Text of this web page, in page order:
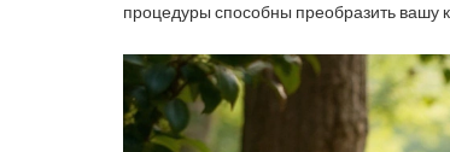
процедуры способны преобразить вашу